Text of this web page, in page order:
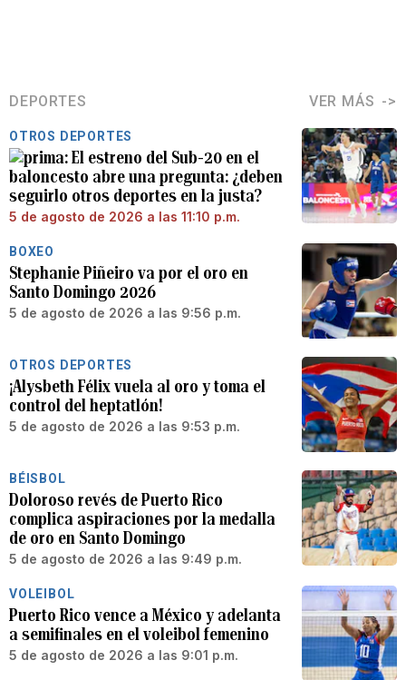
DEPORTES VER MÁS
OTROS DEPORTES
El estreno del Sub-20 en el
baloncesto abre una pregunta: ¿deben
seguirlo otros deportes en la justa?
5 de agosto de 2026 a las 11:10 p.m.
BOXEO
Stephanie Piñeiro va por el oro en
Santo Domingo 2026
5 de agosto de 2026 a las 9:56 p.m.
OTROS DEPORTES
¡Alysbeth Félix vuela al oro y toma el
control del heptatlón!
5 de agosto de 2026 a las 9:53 p.m.
BÉISBOL
Doloroso revés de Puerto Rico
complica aspiraciones por la medalla
de oro en Santo Domingo
5 de agosto de 2026 a las 9:49 p.m.
VOLEIBOL
Puerto Rico vence a México y adelanta
a semifinales en el voleibol femenino
5 de agosto de 2026 a las 9:01 p.m.